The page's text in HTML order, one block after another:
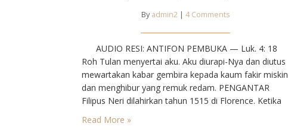
By admin2 | 4 Comments
AUDIO RESI: ANTIFON PEMBUKA — Luk. 4: 18
Roh Tulan menyertai aku. Aku diurapi-Nya dan diutus
mewartakan kabar gembira kepada kaum fakir miskin
dan menghibur yang remuk redam. PENGANTAR
Filipus Neri dilahirkan tahun 1515 di Florence. Ketika
berumur 21 tahun ia pergi ke Roma dan tinggal di
sana sampai akhir hidupnya. Hi-dupnya ditandai doa,
Read More »